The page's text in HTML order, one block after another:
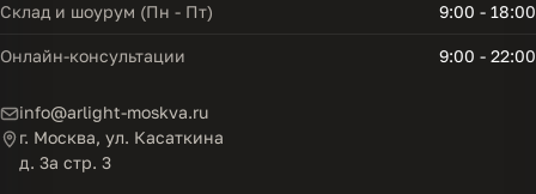
Склад и шоурум (Пн - Пт) 9:00 - 18:00
Онлайн-консультации 9:00 - 22:00
info@arlight-moskva.ru
г. Москва, ул. Касаткина
д. 3а стр. 3